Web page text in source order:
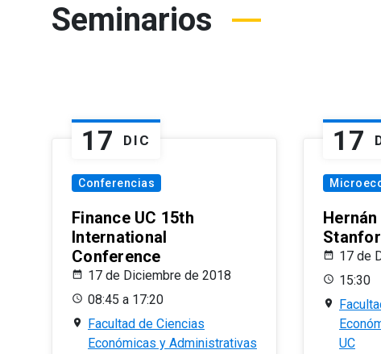
Seminarios
17 DIC
Conferencias
Finance UC 15th
International
Conference
17 de Diciembre de 2018
08:45 a 17:20
Facultad de Ciencias
Económicas y Administrativas
17
17 de
15:30
UC